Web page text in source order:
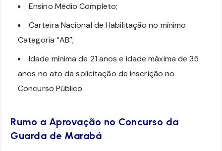
Ensino Médio Completo;
Carteira Nacional de Habilitação no mínimo
Categoria “AB”;
Idade mínima de 21 anos e idade máxima de 35
anos no ato da solicitação de inscrição no
Concurso Público
Rumo a Aprovação no Concurso da
Guarda de Marabá